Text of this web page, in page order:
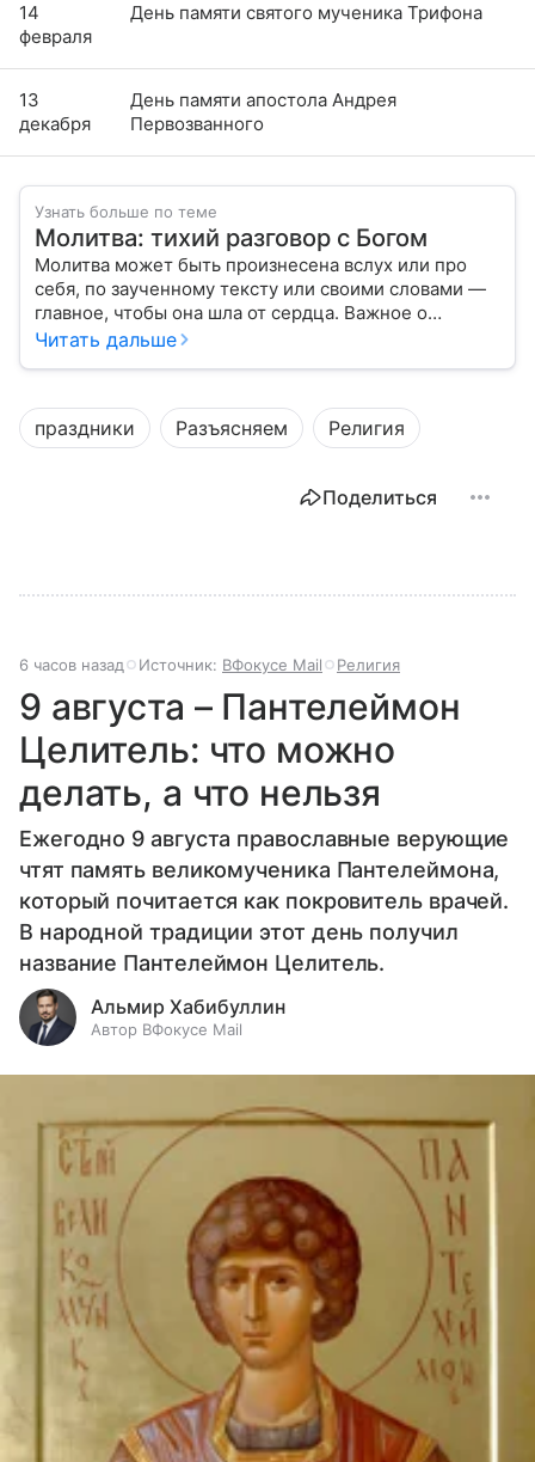
14
февраля
День памяти святого мученика Трифона
13
декабря
День памяти апостола Андрея
Первозванного
Узнать больше по теме
Молитва: тихий разговор с Богом
Молитва может быть произнесена вслух или про
себя, по заученному тексту или своими словами —
главное, чтобы она шла от сердца. Важное о
значении молитв — в нашем материале.
Читать дальше
праздники Разъясняем Религия
Поделиться
6 часов назад Источник: ВФокусе Mail Религия
9 августа – Пантелеймон
Целитель: что можно
делать, а что нельзя
Ежегодно 9 августа православные верующие
чтят память великомученика Пантелеймона,
который почитается как покровитель врачей.
В народной традиции этот день получил
название Пантелеймон Целитель.
Альмир Хабибуллин
Автор ВФокусе Mail